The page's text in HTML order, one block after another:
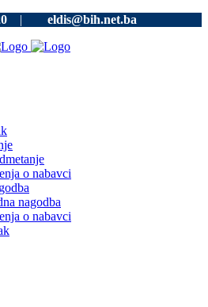
| eldis@bih.net.ba
o nabavci
nagodba
o nabavci